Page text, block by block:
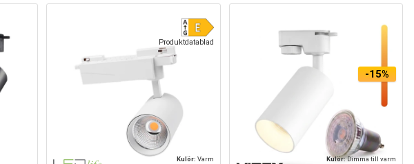
Produktdatablad
Kulör: Varm
Kulör:Dimma till varm
-15%